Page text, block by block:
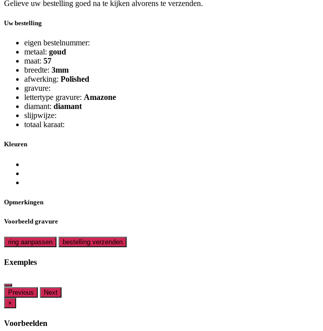
Gelieve uw bestelling goed na te kijken alvorens te verzenden.
Uw bestelling
eigen bestelnummer:
metaal: goud
maat: 57
breedte: 3mm
afwerking: Polished
gravure:
lettertype gravure: Amazone
diamant: diamant
slijpwijze:
totaal karaat:
Kleuren
Opmerkingen
Voorbeeld gravure
ring aanpassen bestelling verzenden
Exemples
Previous
Next
×
Voorbeelden